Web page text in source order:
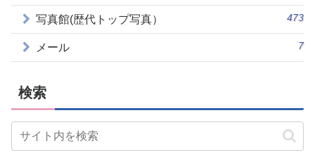
写真館(歴代トップ写真） 473
メール 7
検索